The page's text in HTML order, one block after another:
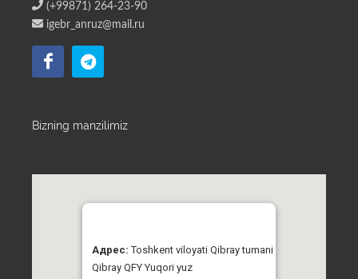
(+99871) 264-23-90
igebr_anruz@mail.ru
Bizning manzilimiz
Адрес:Toshkent viloyati Qibray tumani
Qibray QFY Yuqori yuz